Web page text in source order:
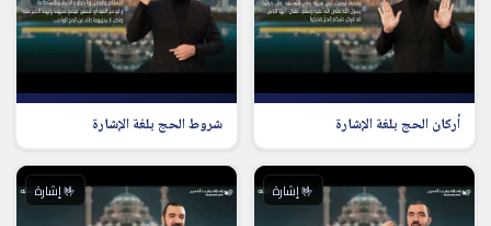
أركان الحج بلغة الإشارة شروط الحج بلغة الإشارة
🤟 إشارة 🤟 إشارة